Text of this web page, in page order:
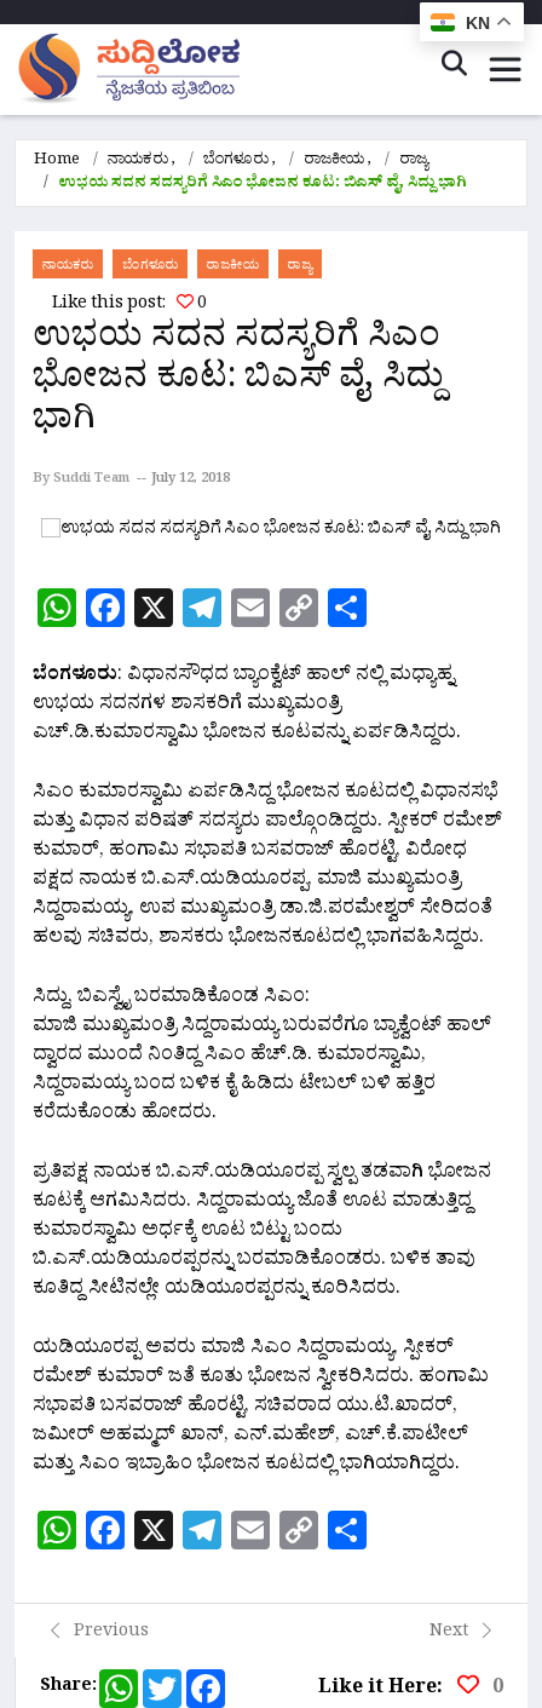
Home ನಾಯಕರು, ಬೆಂಗಳೂರು, ರಾಜಕೀಯ,
ರಾಜ್ಯ
ಉಭಯ ಸದನ ಸದಸ್ಯರಿಗೆ ಸಿಎಂ ಭೋಜನ ಕೂಟ: ಬಿಎಸ್ ವೈ, ಸಿದ್ದು ಭಾಗಿ
ನಾಯಕರು ಬೆಂಗಳೂರು ರಾಜಕೀಯ ರಾಜ್ಯ
Like this post: 0
ಉಭಯ ಸದನ ಸದಸ್ಯರಿಗೆ ಸಿಎಂ
ಭೋಜನ ಕೂಟ: ಬಿಎಸ್ ವೈ, ಸಿದ್ದು
ಭಾಗಿ
By Suddi Team July 12, 2018
WhatsApp
Facebook
X Telegram
Email
Copy
Link
ಬೆಂಗಳೂರು: ವಿಧಾನಸೌಧದ ಬ್ಯಾಂಕ್ವೆಟ್ ಹಾಲ್ ನಲ್ಲಿ ಮಧ್ಯಾಹ್ನ
ಉಭಯ ಸದನಗಳ ಶಾಸಕರಿಗೆ ಮುಖ್ಯಮಂತ್ರಿ
ಎಚ್.ಡಿ.ಕುಮಾರಸ್ವಾಮಿ ಭೋಜನ ಕೂಟವನ್ನು ಏರ್ಪಡಿಸಿದ್ದರು.
‌ಸಿಎಂ ಕುಮಾರಸ್ವಾಮಿ ಏರ್ಪಡಿಸಿದ್ದ ಭೋಜನ ಕೂಟದಲ್ಲಿ ವಿಧಾನಸಭೆ
ಮತ್ತು ವಿಧಾನ ಪರಿಷತ್ ಸದಸ್ಯರು ಪಾಲ್ಗೊಂಡಿದ್ದರು. ಸ್ಪೀಕರ್ ರಮೇಶ್
ಕುಮಾರ್, ಹಂಗಾಮಿ ಸಭಾಪತಿ ಬಸವರಾಜ್ ಹೊರಟ್ಟಿ, ವಿರೋಧ
ಪಕ್ಷದ ನಾಯಕ ಬಿ.ಎಸ್.ಯಡಿಯೂರಪ್ಪ, ಮಾಜಿ ಮುಖ್ಯಮಂತ್ರಿ
ಸಿದ್ದರಾಮಯ್ಯ, ಉಪ ಮುಖ್ಯಮಂತ್ರಿ ಡಾ.ಜಿ.ಪರಮೇಶ್ವರ್ ಸೇರಿದಂತೆ
ಹಲವು ಸಚಿವರು, ಶಾಸಕರು ಭೋಜನಕೂಟದಲ್ಲಿ ಭಾಗವಹಿಸಿದ್ದರು.
ಸಿದ್ದು, ಬಿಎಸ್ವೈ ಬರಮಾಡಿಕೊಂಡ ಸಿಎಂ:
ಮಾಜಿ ಮುಖ್ಯಮಂತ್ರಿ ಸಿದ್ದರಾಮಯ್ಯ ಬರುವರೆಗೂ ಬ್ಯಾಕ್ವೆಂಟ್ ಹಾಲ್
ದ್ವಾರದ ಮುಂದೆ ನಿಂತಿದ್ದ ಸಿಎಂ ಹೆಚ್.ಡಿ. ಕುಮಾರಸ್ವಾಮಿ,
ಸಿದ್ದರಾಮಯ್ಯ ಬಂದ ಬಳಿಕ ಕೈ ಹಿಡಿದು ಟೇಬಲ್ ಬಳಿ ಹತ್ತಿರ
ಕರೆದುಕೊಂಡು ಹೋದರು.
ಪ್ರತಿಪಕ್ಷ ನಾಯಕ ಬಿ.ಎಸ್.ಯಡಿಯೂರಪ್ಪ ಸ್ವಲ್ಪ ತಡವಾಗಿ ಭೋಜನ
ಕೂಟಕ್ಕೆ ಆಗಮಿಸಿದರು.‌ ಸಿದ್ದರಾಮಯ್ಯ ಜೊತೆ ಊಟ ಮಾಡುತ್ತಿದ್ದ
ಕುಮಾರಸ್ವಾಮಿ ಅರ್ಧಕ್ಕೆ ಊಟ ಬಿಟ್ಟು ಬಂದು
ಬಿ.ಎಸ್.ಯಡಿಯೂರಪ್ಪರನ್ನು ಬರಮಾಡಿಕೊಂಡರು. ಬಳಿಕ ತಾವು
ಕೂತಿದ್ದ ಸೀಟಿನಲ್ಲೇ ಯಡಿಯೂರಪ್ಪರನ್ನು ಕೂರಿಸಿದರು.
ಯಡಿಯೂರಪ್ಪ ಅವರು ಮಾಜಿ ಸಿಎಂ ಸಿದ್ದರಾಮಯ್ಯ, ಸ್ಪೀಕರ್
ರಮೇಶ್ ಕುಮಾರ್ ಜತೆ ಕೂತು ಭೋಜನ ಸ್ವೀಕರಿಸಿದರು. ಹಂಗಾಮಿ
ಸಭಾಪತಿ ಬಸವರಾಜ್ ಹೊರಟ್ಟಿ, ಸಚಿವರಾದ ಯು.ಟಿ.ಖಾದರ್,
ಜಮೀರ್ ಅಹಮ್ಮದ್ ಖಾನ್, ಎನ್.ಮಹೇಶ್, ಎಚ್.ಕೆ.ಪಾಟೀಲ್
ಮತ್ತು ಸಿಎಂ ಇಬ್ರಾಹಿಂ ಭೋಜನ ಕೂಟದಲ್ಲಿ ಭಾಗಿಯಾಗಿದ್ದರು.
WhatsApp
Facebook
X Telegram
Email
Copy
Link
Previous
Next
Share:
WhatsApp
Twitter Like it Here: 0
KN